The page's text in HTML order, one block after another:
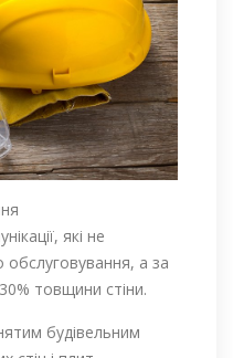
які не
а за
товщини стіни.
будівельним